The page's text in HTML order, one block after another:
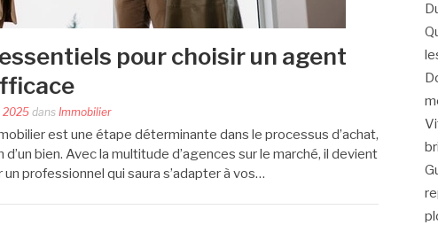
pour choisir un agent
2025 dans Immobilier
est une étape déterminante dans le processus d’achat,
bien. Avec la multitude d’agences sur le marché, il devient
professionnel qui saura s’adapter à vos…